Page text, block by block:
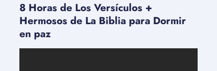
8 Horas de Los Versículos +
Hermosos de La Biblia para Dormir
en paz